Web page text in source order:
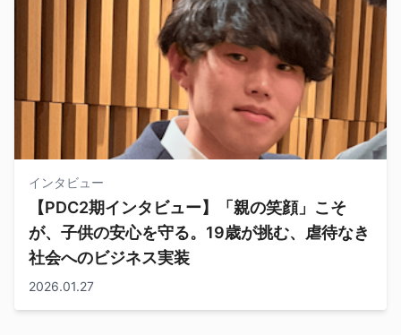
インタビュー
【PDC2期インタビュー】「親の笑顔」こそ
が、子供の安心を守る。19歳が挑む、虐待なき
社会へのビジネス実装
2026.01.27